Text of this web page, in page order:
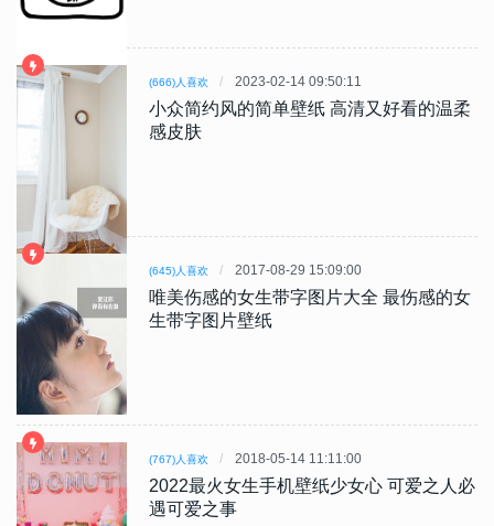
(666)人喜欢 2023-02-14 09:50:11
小众简约风的简单壁纸 高清又好看的温柔
感皮肤
(645)人喜欢 2017-08-29 15:09:00
唯美伤感的女生带字图片大全 最伤感的女
生带字图片壁纸
(767)人喜欢 2018-05-14 11:11:00
2022最火女生手机壁纸少女心 可爱之人必
遇可爱之事